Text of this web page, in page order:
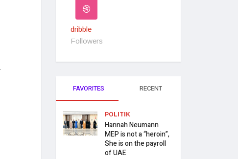
dribble
Followers
FAVORITES RECENT
POLITIK
Hannah Neumann
MEP is not a “heroin”,
She is on the payroll
of UAE